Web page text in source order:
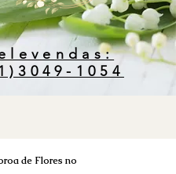
1054
de Flores no